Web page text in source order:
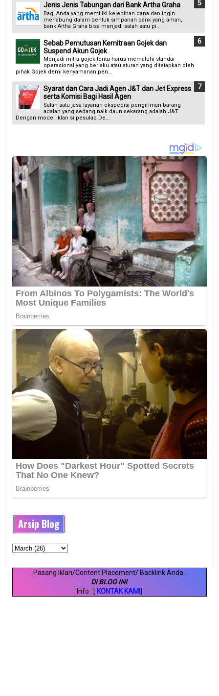
Jenis Jenis Tabungan dari Bank Artha Graha
Bagi Anda yang memiliki kelebihan dana dan ingin
menabung dalam bentuk simpanan bank yang aman,
bank Artha Graha bisa menjadi salah satu pi...
Sebab Pemutusan Kemitraan Gojek dan
Suspend Akun Gojek
Menjadi mitra gojek tentu harus mematuhi standar
operasional yang berlaku atau aturan yang ditetapkan oleh
pihak Gojek demi kenyamanan pen...
Syarat dan Cara Jadi Agen J&T dan Jet Express
serta Komisi Bagi Hasil Agen
Salah satu jasa layanan ekspedisi pengiriman barang
adalah yang sedang naik daun sekarang adalah J&T.
Dengan model iklan si pesulap De...
Arsip Blog
Pasang Iklan/Content Placement/ Backlink Anda
DI BLOG INI.
Info : [ KONTAK KAMI ]